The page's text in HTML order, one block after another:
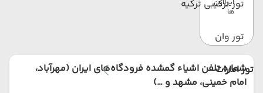
تور ترکیبی ترکیه
تور وان
تور امارات
ایرلاین
ها
شماره تلفن اشیاء گمشده فرودگاه‌های ایران (مهرآباد،
امام خمینی، مشهد و …)